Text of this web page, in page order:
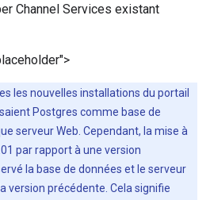
Channel Services existant
les nouvelles installations du portail
Postgres comme base de
serveur Web. Cependant, la mise à
par rapport à une version
la base de données et le serveur
version précédente. Cela signifie